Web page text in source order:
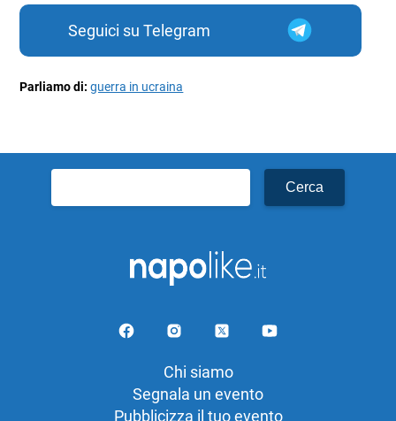
Seguici su Telegram
Parliamo di:guerra in ucraina
per:
Chi siamo
Segnala un evento
Pubblicizza il tuo evento